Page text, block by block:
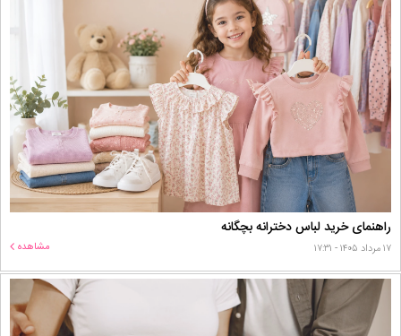
راهنمای خرید لباس دخترانه بچگانه
۱۷ مرداد ۱۴۰۵ - ۱۷:۳۱ مشاهده